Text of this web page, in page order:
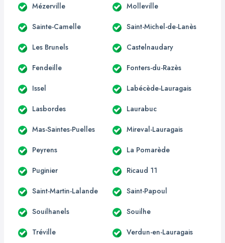
Mézerville Molleville
Sainte-Camelle Saint-Michel-de-Lanès
Les Brunels Castelnaudary
Fendeille Fonters-du-Razès
Issel Labécède-Lauragais
Lasbordes Laurabuc
Mas-Saintes-Puelles Mireval-Lauragais
Peyrens La Pomarède
Puginier Ricaud 11
Saint-Martin-Lalande Saint-Papoul
Souilhanels Souilhe
Tréville Verdun-en-Lauragais